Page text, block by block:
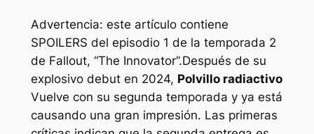
Advertencia: este artículo contiene
SPOILERS del episodio 1 de la temporada 2
de Fallout, “The Innovator”.Después de su
explosivo debut en 2024, Polvillo radiactivo
Vuelve con su segunda temporada y ya está
causando una gran impresión. Las primeras